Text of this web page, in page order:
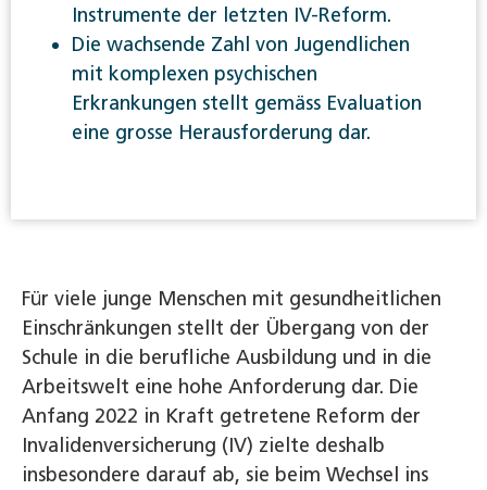
Instrumente der letzten IV-Reform.
Die wachsende Zahl von Jugendlichen
mit komplexen psychischen
Erkrankungen stellt gemäss Evaluation
eine grosse Herausforderung dar.
Für viele junge Menschen mit gesundheitlichen
Einschränkungen stellt der Übergang von der
Schule in die berufliche Ausbildung und in die
Arbeitswelt eine hohe Anforderung dar. Die
Anfang 2022 in Kraft getretene Reform der
Invalidenversicherung (IV) zielte deshalb
insbesondere darauf ab, sie beim Wechsel ins